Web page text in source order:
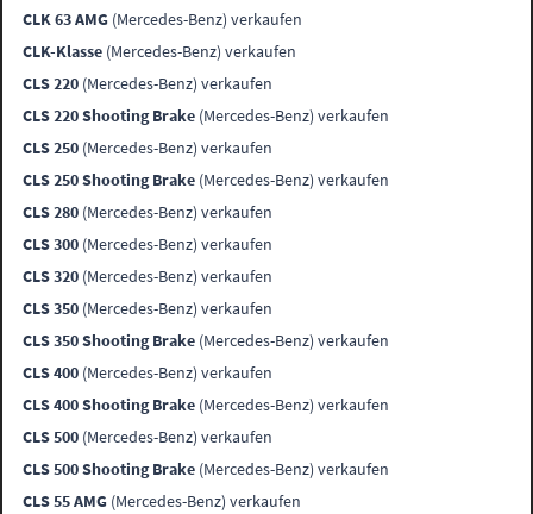
CLK 63 AMG (Mercedes-Benz) verkaufen
CLK-Klasse (Mercedes-Benz) verkaufen
CLS 220 (Mercedes-Benz) verkaufen
CLS 220 Shooting Brake (Mercedes-Benz) verkaufen
CLS 250 (Mercedes-Benz) verkaufen
CLS 250 Shooting Brake (Mercedes-Benz) verkaufen
CLS 280 (Mercedes-Benz) verkaufen
CLS 300 (Mercedes-Benz) verkaufen
CLS 320 (Mercedes-Benz) verkaufen
CLS 350 (Mercedes-Benz) verkaufen
CLS 350 Shooting Brake (Mercedes-Benz) verkaufen
CLS 400 (Mercedes-Benz) verkaufen
CLS 400 Shooting Brake (Mercedes-Benz) verkaufen
CLS 500 (Mercedes-Benz) verkaufen
CLS 500 Shooting Brake (Mercedes-Benz) verkaufen
CLS 55 AMG (Mercedes-Benz) verkaufen